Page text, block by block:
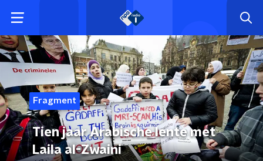
Fragment
Tien jaar Arabische lente met
Laila al-Zwaini